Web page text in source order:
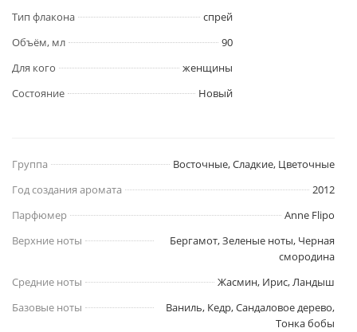
Тип флакона
спрей
Объём, мл
90
Для кого
женщины
Состояние
Новый
Группа
Восточные, Сладкие, Цветочные
Год создания аромата
2012
Парфюмер
Anne Flipo
Верхние ноты
Бергамот, Зеленые ноты, Черная
смородина
Средние ноты
Жасмин, Ирис, Ландыш
Базовые ноты
Ваниль, Кедр, Сандаловое дерево,
Тонка бобы